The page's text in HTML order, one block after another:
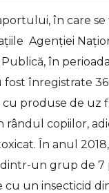
în care se
Agenției
în
fost înregistrate
cu produse de uz
rândul copiilor,
În anul
un grup de 7
cu un insecticid